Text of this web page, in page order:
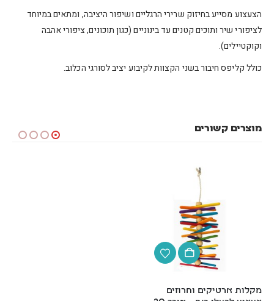
הצעצוע מסייע בחיזוק שרירי הרגליים ושיפור היציבה, ומתאים במיוחד
לציפורי שיר ותוכים קטנים עד בינוניים (כגון תוכונים, ציפורי אהבה
וקוקטיילים).
כולל קליפס חיבור בשני הקצוות לקיבוע יציב לסורגי הכלוב.
מוצרים קשורים
מקלות ארטיקים וחרוזים